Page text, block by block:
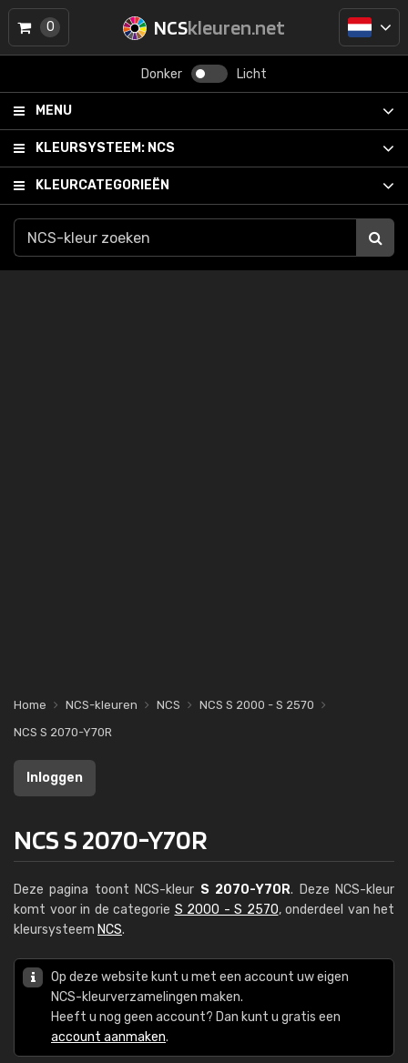
NCSkleuren.net
Donker Licht
MENU
KLEURSYSTEEM: NCS
KLEURCATEGORIEËN
0
Home NCS-kleuren NCS
NCS S 2000 - S 2570
NCS S 2070-Y70R
Inloggen
NCS S 2070-Y70R
Deze pagina toont NCS-kleur S 2070-Y70R. Deze NCS-kleur
komt voor in de categorie S 2000 - S 2570, onderdeel van het
kleursysteem NCS.
Op deze website kunt u met een account uw eigen
NCS-kleurverzamelingen maken.
Heeft u nog geen account? Dan kunt u gratis een
account aanmaken.